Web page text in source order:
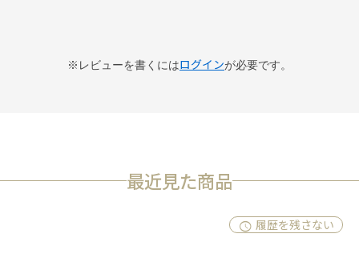
※レビューを書くにはログインが必要です。
最近見た商品
履歴を残さない